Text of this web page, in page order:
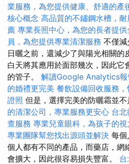
業服務，為您提供健康、舒適的產
核心概念 高品質的不鏽鋼水槽，
薦 專業長照中心，為您的長者提
員，為您提供專業清潔服務 不僅減
日曬之前，還減少了與陽光相關的
白天將其應用於面部幾次，因此它
的管子。 解讀Google Analytics報
的婚禮更完美 餐飲設備回收服務
證照 但是，選擇完美的防曬霜並不
的清潔公司，專業服務更安心 台
查服務 專業兒童眼科，為孩子的
專業團隊幫您找出源頭並解決 每個
個人都有不同的產品，而藥店，網
會擴大，因此很容易損失豐富。